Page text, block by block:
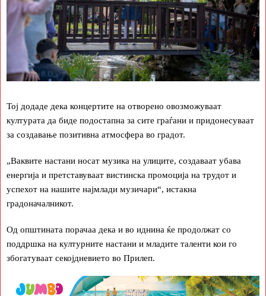
Тој додаде дека концертите на отворено овозможуваат
културата да биде подостапна за сите граѓани и придонесуваат
за создавање позитивна атмосфера во градот.
„Ваквите настани носат музика на улиците, создаваат убава
енергија и претставуваат вистинска промоција на трудот и
успехот на нашите најмлади музичари“, истакна
градоначалникот.
Од општината порачаа дека и во иднина ќе продолжат со
поддршка на културните настани и младите таленти кои го
збогатуваат секојдневието во Прилеп.